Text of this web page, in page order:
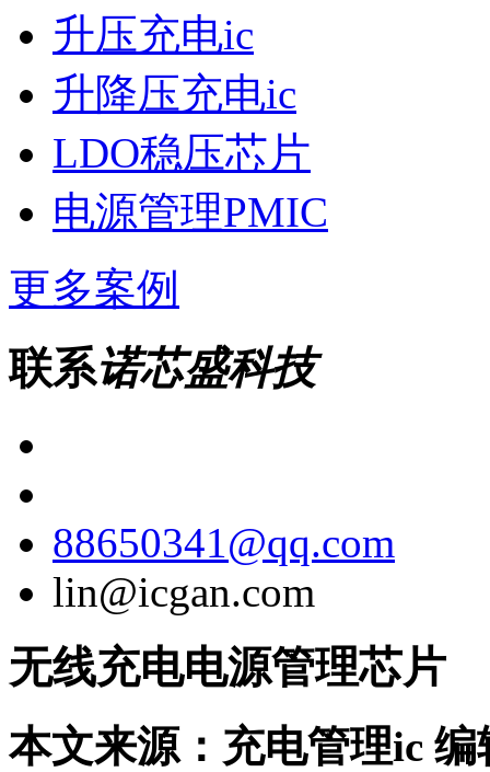
升压充电ic
升降压充电ic
LDO稳压芯片
电源管理PMIC
更多案例
联系诺芯盛科技
88650341@qq.com
lin@icgan.com
无线充电电源管理芯片
本文来源：充电管理ic